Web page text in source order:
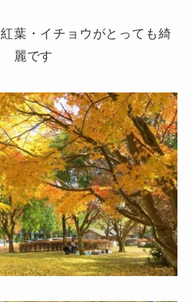
葉・イチョウがとっても綺
麗です